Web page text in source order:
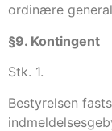
ordinære
§9. Kontingent
Stk. 1.
Bestyrelsen